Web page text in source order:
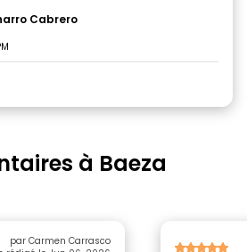
Cabrero
à Baeza
par Carmen Carrasco